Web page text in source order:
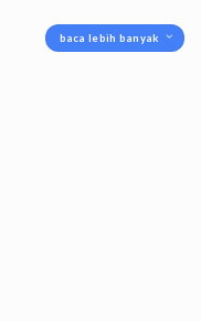
baca lebih banyak